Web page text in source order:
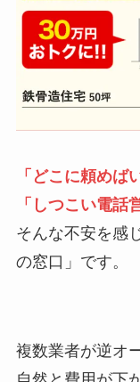
「どこに頼めば
「しつこい電話
そんな不安を感
の窓口」です。
複数業者が逆オ